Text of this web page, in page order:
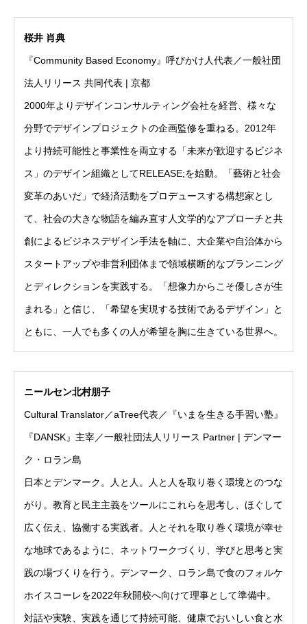
桜井 肖典
『Community Based Economy』呼びかけ人代表／一般社団
法人リリース 共同代表 | 京都
2000年よりデザインコンサルティング会社を経営、様々な
分野でデザインプロジェクトの企画監修を重ねる。2012年
より持続可能性と事業性を両立する「未来が歓迎するビジネ
ス」のデザイン組織としてRELEASE;を始動。「藝術と社会
変革のあいだ」で経済活動をプロデュースする構想家とし
て、社会の大きな物語を編み直す人文学的なアプローチと共
創によるビジネスデザイン手法を軸に、大企業や自治体から
スタートアップや非営利団体まで領域横断的なプランニング
とディレクションを実践する。「想像力からこそ優しさが生
まれる」と信じ、「希望を実現する技術であるデザイン」と
ともに、一人でも多くの人が希望を胸に生きている世界へ。
ニールセン北村朋子
Cultural Translator／aTree代表／『いまを生きる手習い塾』
『DANSK』主宰／一般社団法人リリース Partner | デンマー
ク・ロラン島
日本とデンマーク。人と人。人と人を取り巻く環境とのつな
がり。教育と民主主義をツールにこれらを思考し、ほぐして
広く伝え、協働する実践者。人とそれを取り巻く環境が幸せ
な地球であるように、ネットワークづくり、学びと思考と実
践の場づくりを行う。デンマーク、ロラン島で食のフォルケ
ホイスコーレを2022年秋開校へ向けて理事として準備中。
対話や実験、実践を通じて持続可能、健康でおいしい食と水